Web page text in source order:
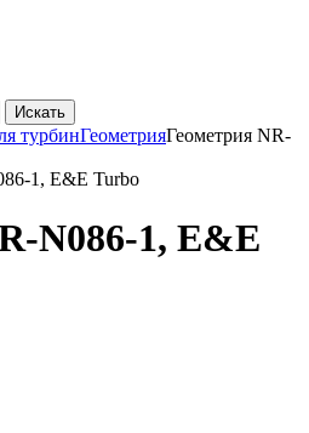
Искать
турбинГеометрияГеометрия NR-
1, E&E Turbo
N086-1, E&E